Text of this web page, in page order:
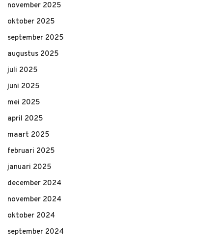
november 2025
oktober 2025
september 2025
augustus 2025
juli 2025
juni 2025
mei 2025
april 2025
maart 2025
februari 2025
januari 2025
december 2024
november 2024
oktober 2024
september 2024